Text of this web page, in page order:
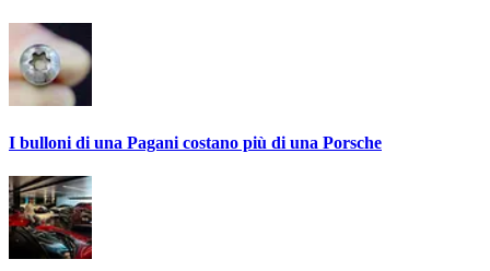
I bulloni di una Pagani costano più di una Porsche